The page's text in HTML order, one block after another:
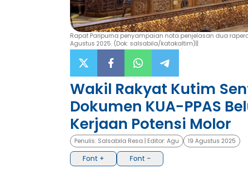
Rapat Paripurna penyampaian nota penjelasan dua
Agustus 2025. (Dok: salsabila/katakaltim)||
Wakil Rakyat Kutim
Dokumen KUA-PPAS
Kerjaan Potensi Molor
Penulis: Salsabila Resa | Editor: Agu 19 Agustus 2025
Font + Font -